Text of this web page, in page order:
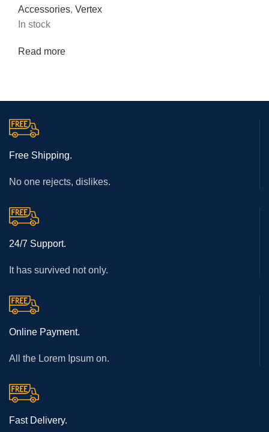
Accessories, Vertex
In stock
Read more
Free Shipping.
No one rejects, dislikes.
24/7 Support.
It has survived not only.
Online Payment.
All the Lorem Ipsum on.
Fast Delivery.